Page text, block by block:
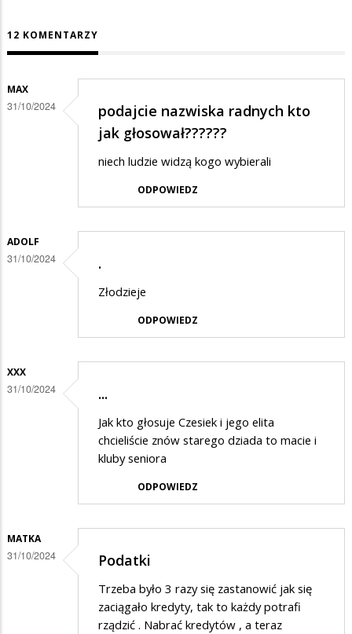
12 KOMENTARZY
MAX
31/10/2024
podajcie nazwiska radnych kto
jak głosował??????
niech ludzie widzą kogo wybierali
ODPOWIEDZ
ADOLF
31/10/2024 .
Złodzieje
ODPOWIEDZ
XXX
31/10/2024 ...
Jak kto głosuje Czesiek i jego elita
chcieliście znów starego dziada to macie i
kluby seniora
ODPOWIEDZ
MATKA
31/10/2024 Podatki
Trzeba było 3 razy się zastanowić jak się
zaciągało kredyty, tak to każdy potrafi
rządzić . Nabrać kredytów , a teraz